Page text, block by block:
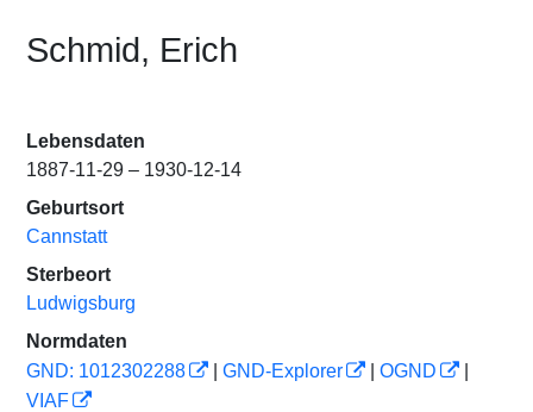
Schmid, Erich
Lebensdaten
1887-11-29 – 1930-12-14
Geburtsort
Cannstatt
Sterbeort
Ludwigsburg
Normdaten
GND: 1012302288
GND-Explorer OGND
VIAF